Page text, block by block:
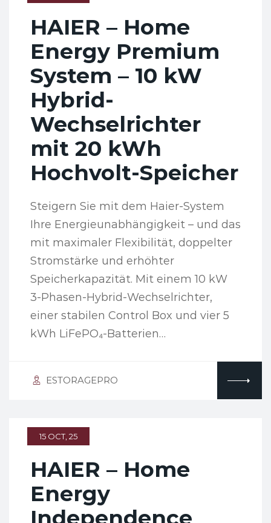
HAIER – Home
Energy Premium
System – 10 kW
Hybrid-
Wechselrichter
mit 20 kWh
Hochvolt-Speicher
Steigern Sie mit dem Haier-System
Ihre Energieunabhängigkeit – und das
mit maximaler Flexibilität, doppelter
Stromstärke und erhöhter
Speicherkapazität. Mit einem 10 kW
3-Phasen-Hybrid-Wechselrichter,
einer stabilen Control Box und vier 5
kWh LiFePO₄-Batterien…
ESTORAGEPRO
15 OCT, 25
HAIER – Home
Energy